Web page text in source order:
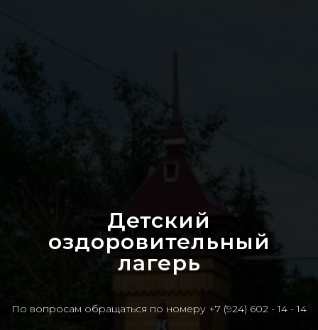
Детский
оздоровительный
лагерь
По вопросам обращаться по номеру +7 (924) 602 - 14 - 14